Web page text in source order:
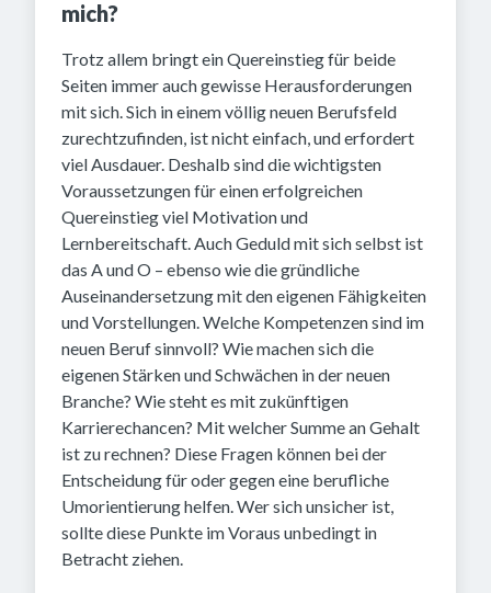
mich?
Trotz allem bringt ein Quereinstieg für beide
Seiten immer auch gewisse Herausforderungen
mit sich. Sich in einem völlig neuen Berufsfeld
zurechtzufinden, ist nicht einfach, und erfordert
viel Ausdauer. Deshalb sind die wichtigsten
Voraussetzungen für einen erfolgreichen
Quereinstieg viel Motivation und
Lernbereitschaft. Auch Geduld mit sich selbst ist
das A und O – ebenso wie die gründliche
Auseinandersetzung mit den eigenen Fähigkeiten
und Vorstellungen. Welche Kompetenzen sind im
neuen Beruf sinnvoll? Wie machen sich die
eigenen Stärken und Schwächen in der neuen
Branche? Wie steht es mit zukünftigen
Karrierechancen? Mit welcher Summe an Gehalt
ist zu rechnen? Diese Fragen können bei der
Entscheidung für oder gegen eine berufliche
Umorientierung helfen. Wer sich unsicher ist,
sollte diese Punkte im Voraus unbedingt in
Betracht ziehen.